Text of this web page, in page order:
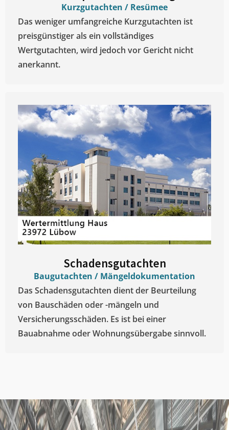
Kurzgutachten / Resümee
Das weniger umfangreiche Kurzgutachten ist
preisgünstiger als ein vollständiges
Wertgutachten, wird jedoch vor Gericht nicht
anerkannt.
Schadensgutachten
Baugutachten / Mängeldokumentation
Das Schadensgutachten dient der Beurteilung
von Bauschäden oder -mängeln und
Versicherungsschäden. Es ist bei einer
Bauabnahme oder Wohnungsübergabe sinnvoll.